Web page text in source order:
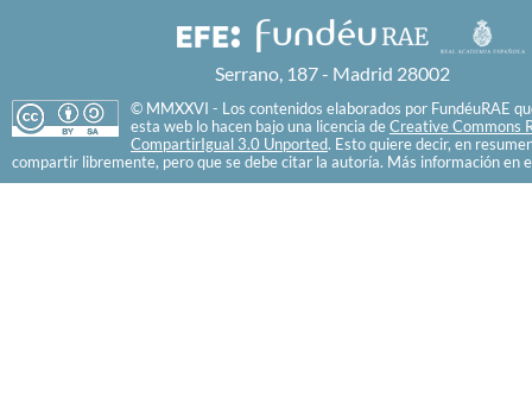
Serrano, 187 - Madrid 28002
© MMXXVI - Los contenidos elaborados por FundéuRAE
esta web lo hacen bajo una licencia de Creative Commons
CompartirIgual 3.0 Unported. Esto quiere decir, en
compartir libremente, pero que se debe citar la autoría. Más información en